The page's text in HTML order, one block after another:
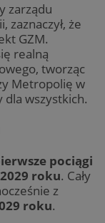
zarządu
zaznaczył, że
GZM.
realną
tworząc
Metropolię w
wszystkich.
pociągi
roku. Cały
z
roku.